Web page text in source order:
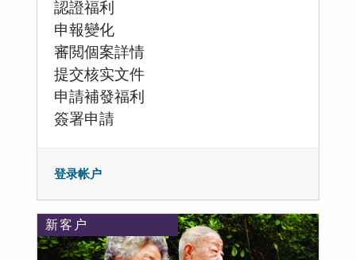
認證福利
申報變化
審閲個案詳情
提交核实文件
申請補發福利
簽署申請
登录帐户
新客户